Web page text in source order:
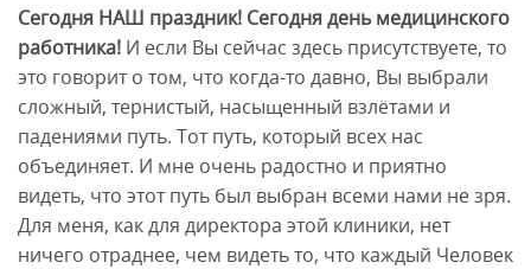
Сегодня НАШ праздник! Сегодня день медицинского
работника! И если Вы сейчас здесь присутствуете, то
это говорит о том, что когда-то давно, Вы выбрали
сложный, тернистый, насыщенный взлётами и
падениями путь. Тот путь, который всех нас
объединяет. И мне очень радостно и приятно
видеть, что этот путь был выбран всеми нами не зря.
Для меня, как для директора этой клиники, нет
ничего отраднее, чем видеть то, что каждый Человек